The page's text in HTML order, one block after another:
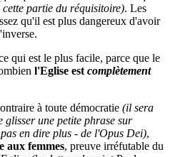
cette partie du réquisitoire). Les
qu'il est plus dangereux d'avoir
qui est le plus facile, parce que le
l'Eglise est complètement
à toute démocratie (il sera
glisser une petite phrase sur
en dire plus - de l'Opus Dei),
aux femmes, preuve irréfutable du